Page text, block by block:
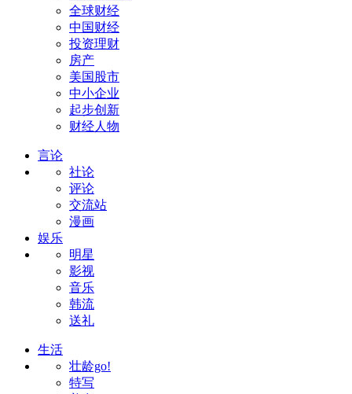
全球财经
中国财经
投资理财
房产
美国股市
中小企业
起步创新
财经人物
言论
社论
评论
交流站
漫画
娱乐
明星
影视
音乐
韩流
送礼
生活
壮龄go!
特写